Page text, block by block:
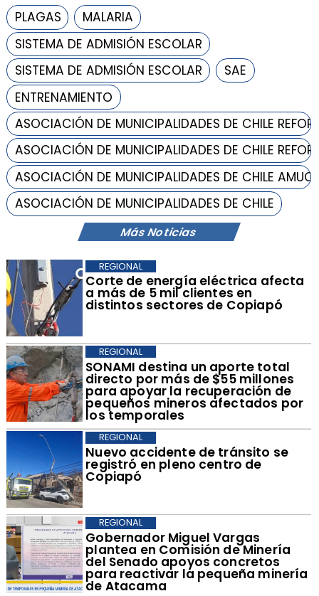
Más Noticias
Corte de energía eléctrica afecta
a más de 5 mil clientes en
distintos sectores de Copiapó
REGIONAL
​SONAMI destina un aporte total
directo por más de $55 millones
para apoyar la recuperación de
pequeños mineros afectados por
los temporales
REGIONAL
​Nuevo accidente de tránsito se
registró en pleno centro de
Copiapó
REGIONAL
​Gobernador Miguel Vargas
plantea en Comisión de Minería
del Senado apoyos concretos
para reactivar la pequeña minería
de Atacama
REGIONAL
PLAGAS
MALARIA
SISTEMA DE ADMISIÓN ESCOLAR
SISTEMA DE ADMISIÓN ESCOLAR
SAE
ENTRENAMIENTO
ASOCIACIÓN DE MUNICIPALIDADES DE CHILE
ASOCIACIÓN DE MUNICIPALIDADES DE CHILE
ASOCIACIÓN DE MUNICIPALIDADES DE CHILE
ASOCIACIÓN DE MUNICIPALIDADES DE CHILE